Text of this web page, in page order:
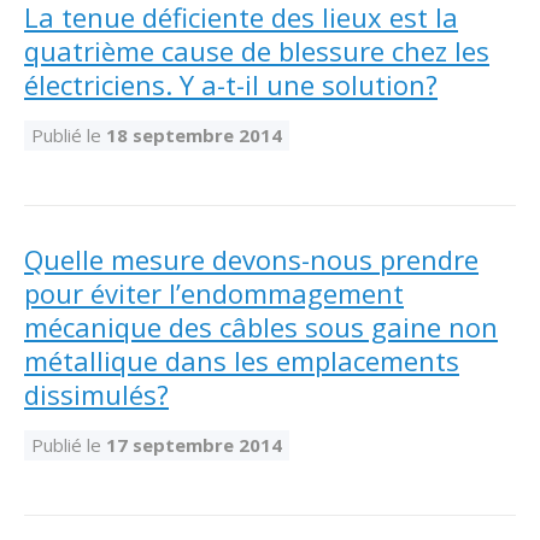
Lois et conseils
Travaux bénévoles d'électricité
Lois et règlements
Condamnations pour exercice illégal
Publications
Partenariats
Le programme d'épargne collectif des fonds
d'investissement CORMEL | SÉCURE
H-Q, Telus et autres partenaires
fenêtre
Dispensateurs de formations
Dispensateurs de formations
La tenue déficiente des lieux est la
quatrième cause de blessure chez les
électriciens. Y a-t-il une solution?
Publié le 18 septembre 2014
Quelle mesure devons-nous prendre
pour éviter l’endommagement
mécanique des câbles sous gaine non
métallique dans les emplacements
dissimulés?
Publié le 17 septembre 2014